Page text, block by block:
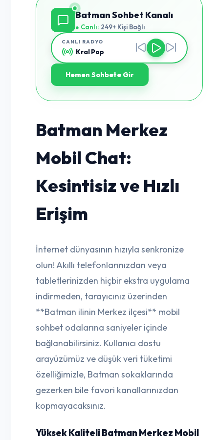
Batman Sohbet Kanalı
● Canlı: 249+ Kişi Bağlı
CANLI RADYO
Kral Pop
Hemen Sohbete Gir
Batman Merkez
Mobil Chat:
Kesintisiz ve Hızlı
Erişim
İnternet dünyasının hızıyla senkronize
olun! Akıllı telefonlarınızdan veya
tabletlerinizden hiçbir ekstra uygulama
indirmeden, tarayıcınız üzerinden
**Batman ilinin Merkez ilçesi** mobil
sohbet odalarına saniyeler içinde
bağlanabilirsiniz. Kullanıcı dostu
arayüzümüz ve düşük veri tüketimi
özelliğimizle, Batman sokaklarında
gezerken bile favori kanallarınızdan
kopmayacaksınız.
Yüksek Kaliteli Batman Merkez Mobil